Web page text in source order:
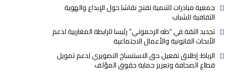
جمعية مبادرات للتنمية تفتح نقاشا حول الإبداع والهوية
الثقافية للشباب
تجديد الثقة في “طه الرحموني” رئيسا للرابطة المغاربية لدعم
الأبحاث القانونية والأعمال الاجتماعية
الرباط: إطلاق تفعيل حق الاستنساخ التصويري لدعم تمويل
قطاع الصحافة وتعزيز حماية حقوق المؤلف